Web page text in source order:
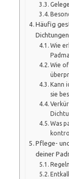
Häufig
Wie
Wie
Kann
sie
Was
Pflege-
deiner